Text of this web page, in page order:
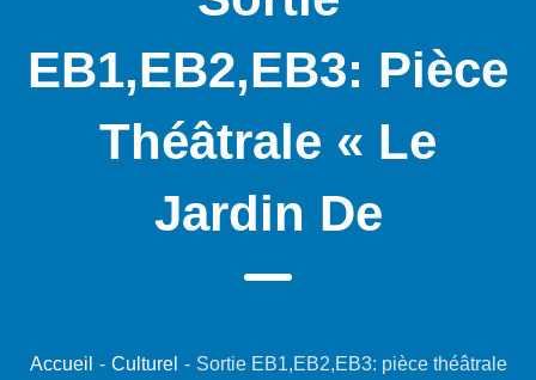
EB1,EB2,EB3: Pièce
Théâtrale « Le
Jardin De
Accueil - Culturel - Sortie EB1,EB2,EB3: pièce théâtrale